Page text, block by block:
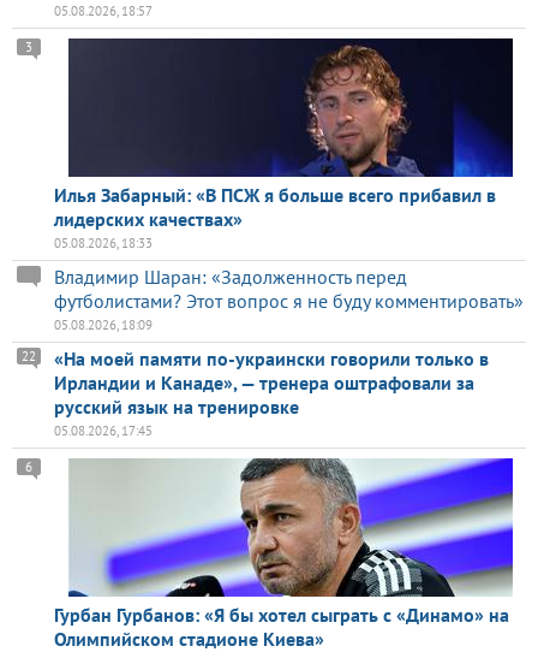
05.08.2026, 18:57
Илья Забарный: «В ПСЖ я больше всего прибавил в
лидерских качествах»
3
05.08.2026, 18:33
Владимир Шаран: «Задолженность перед
футболистами? Этот вопрос я не буду комментировать»
05.08.2026, 18:09
«На моей памяти по-украински говорили только в
Ирландии и Канаде», — тренера оштрафовали за
русский язык на тренировке
22
05.08.2026, 17:45
Гурбан Гурбанов: «Я бы хотел сыграть с «Динамо» на
Олимпийском стадионе Киева»
6